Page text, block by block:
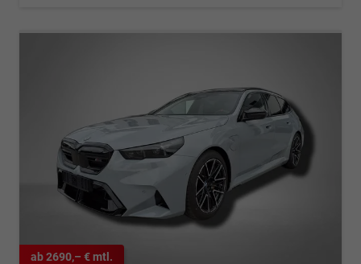
ab 2690,– € mtl.